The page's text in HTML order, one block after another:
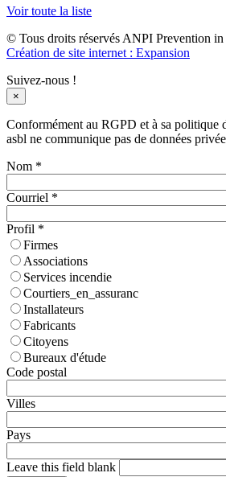
Voir toute la liste
© Tous droits réservés ANPI Prevention
Création de site internet : Expansion
Suivez-nous !
×
Conformément au RGPD et à sa politique
asbl ne communique pas de données
Nom *
Courriel *
Profil *
Firmes
Associations
Services incendie
Courtiers_en_assuranc
Installateurs
Fabricants
Citoyens
Bureaux d'étude
Code postal
Villes
Pays
Leave this field blank